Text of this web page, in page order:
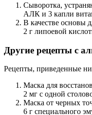
Сыворотка,
АЛК и 3 капли
В качестве основы
2 г липоевой
Другие рецепты с
Рецепты, приведенные
Маска для
2 мг с одной
Маска от черных
6 г специального